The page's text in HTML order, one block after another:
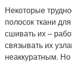
Некоторые
полосок ткани
сшивать их –
связывать их
неаккуратным. Но